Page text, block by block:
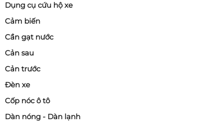
Dụng cụ cứu hộ xe
Cảm biến
Cần gạt nước
Cản sau
Cản trước
Đèn xe
Cốp nóc ô tô
Dàn nóng - Dàn lạnh